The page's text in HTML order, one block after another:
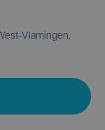
Vlamingen,